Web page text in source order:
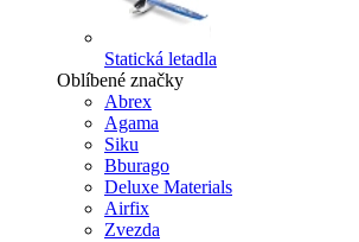
Statická letadla
Oblíbené značky
Abrex
Agama
Siku
Bburago
Deluxe Materials
Airfix
Zvezda